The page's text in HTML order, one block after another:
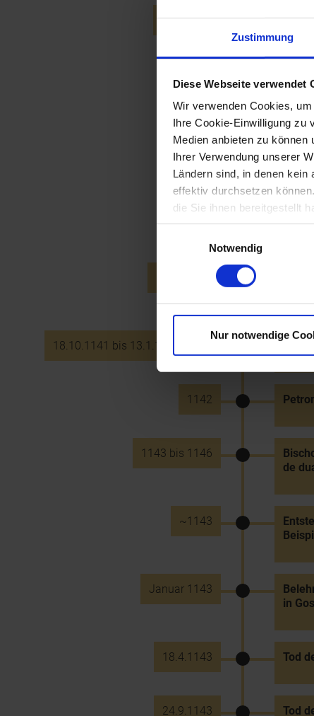
Zustimmung
Diese Webseite verwendet
Wir verwenden Cookies,
Ihre Cookie-Einwilligung zu
Medien anbieten zu
Ihrer Verwendung unserer
Ländern sind, in denen
effektiv durchsetzen
die Sie ihnen bereitgestellt
Notwendig
Nur notwendige
April 1140
Mai 1140
1141
1141
Tod
18.10.1141 bis 13.1.1177 v. Chr.
1142
1143 bis 1146
de
~1143
Januar 1143
in
18.4.1143 Tod
24.9.1143 Tod